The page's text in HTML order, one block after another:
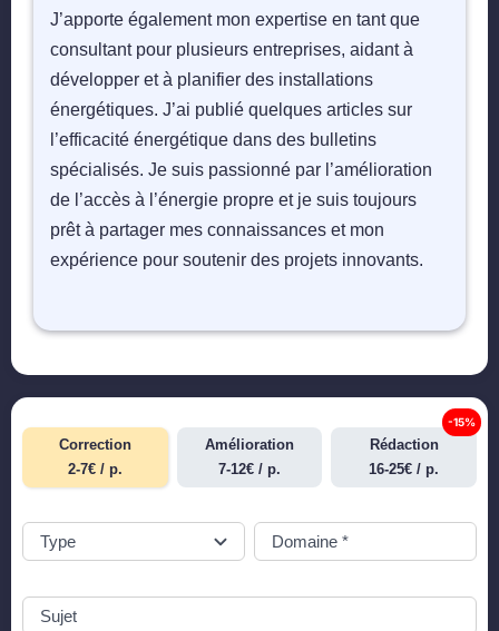
J’apporte également mon expertise en tant que
consultant pour plusieurs entreprises, aidant à
développer et à planifier des installations
énergétiques. J’ai publié quelques articles sur
l’efficacité énergétique dans des bulletins
spécialisés. Je suis passionné par l’amélioration
de l’accès à l’énergie propre et je suis toujours
prêt à partager mes connaissances et mon
expérience pour soutenir des projets innovants.
Correction
2-7€ / p.
Amélioration
7-12€ / p.
Rédaction
16-25€ / p.
-15%